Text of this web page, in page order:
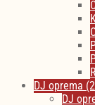
DJ oprema
DJ